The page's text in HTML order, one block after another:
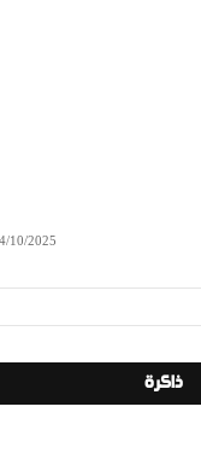
10/2025
ذاكرة